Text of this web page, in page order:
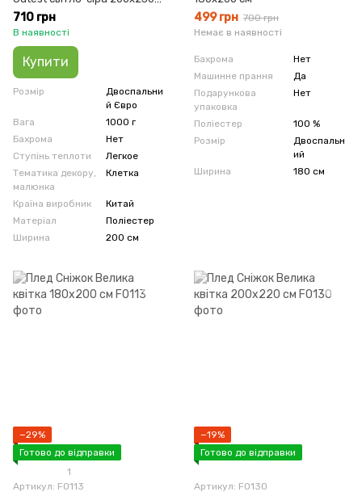
см
710 грн
В наявності
Купити
Розмір
Двоспальни
й Євро
Вага
1000 г
Бахрома
Нет
Ступінь теплоти
Легкое
Тематика декору,
малюнка
Клетка
Країна виробник
Китай
Матеріал
Поліестер
Ширина
200 см
499 грн 700 грн
Немає в наявності
Бахрома
Нет
Машинне прання
Да
Подарункова
упаковка
Нет
Поліестер
100 %
Розмір
Двоспальн
ий
Ширина
180 см
−29%
Готово до відправки
1
Артикул: F0113
−19%
Готово до відправки
Артикул: F0130